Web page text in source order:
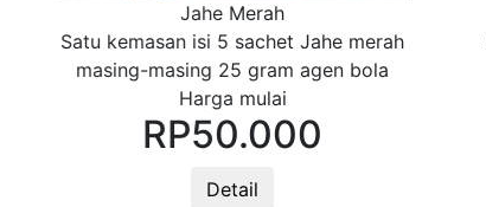
Jahe Merah
Satu kemasan isi 5 sachet Jahe merah
masing-masing 25 gram agen bola
Harga mulai
RP50.000
Detail